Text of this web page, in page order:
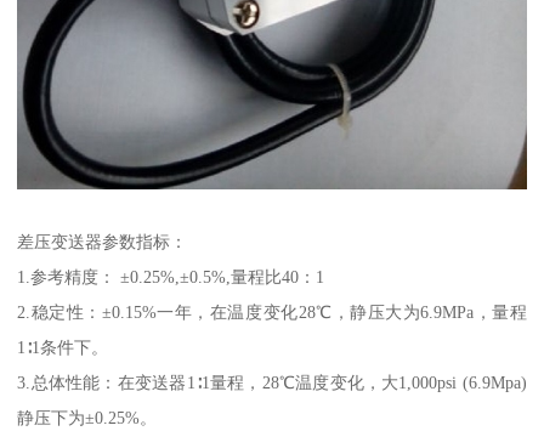
差压变送器参数指标：
1.参考精度： ±0.25%,±0.5%,量程比40：1
2.稳定性：±0.15%一年，在温度变化28℃，静压大为6.9MPa，量程
1∶1条件下。
3.总体性能：在变送器1∶1量程，28℃温度变化，大1,000psi (6.9Mpa)
静压下为±0.25%。